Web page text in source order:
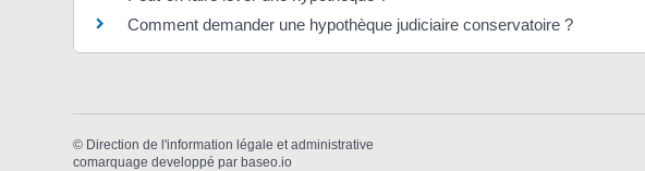
Comment demander une hypothèque judiciaire conservatoire ?
© Direction de l'information légale et administrative
comarquage developpé parbaseo.io